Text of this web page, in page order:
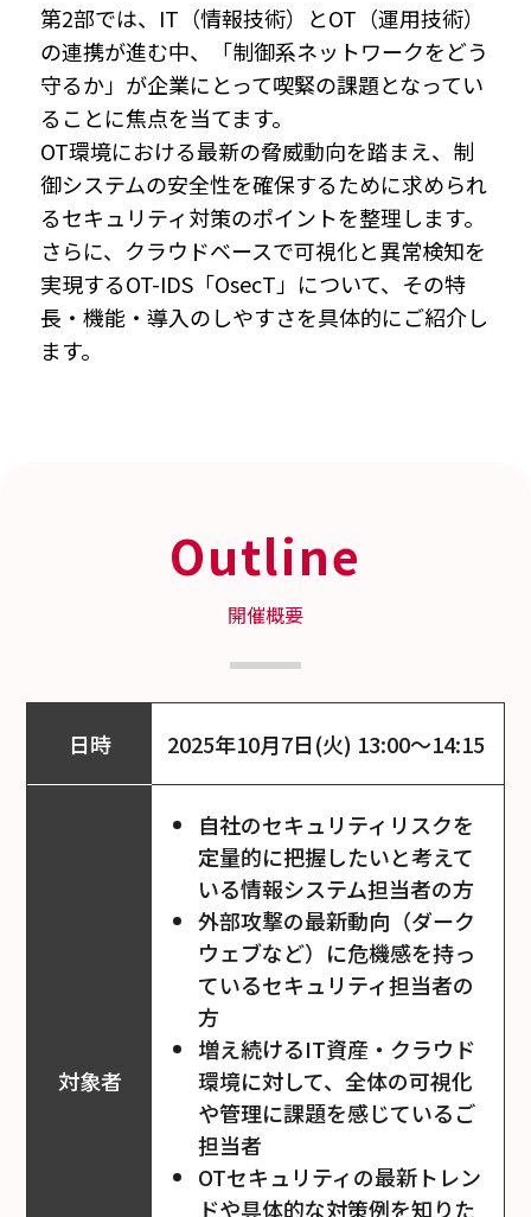
第2部では、IT（情報技術）とOT（運用技術）
の連携が進む中、「制御系ネットワークをどう
守るか」が企業にとって喫緊の課題となってい
ることに焦点を当てます。
OT環境における最新の脅威動向を踏まえ、制
御システムの安全性を確保するために求められ
るセキュリティ対策のポイントを整理します。
さらに、クラウドベースで可視化と異常検知を
実現するOT-IDS「OsecT」について、その特
長・機能・導入のしやすさを具体的にご紹介し
ます。
Outline
開催概要
日時 2025年10月7日(火) 13:00～14:15
対象者
自社のセキュリティリスクを
定量的に把握したいと考えて
いる情報システム担当者の方
外部攻撃の最新動向（ダーク
ウェブなど）に危機感を持っ
ているセキュリティ担当者の
方
増え続けるIT資産・クラウド
環境に対して、全体の可視化
や管理に課題を感じているご
担当者
OTセキュリティの最新トレン
ドや具体的な対策例を知りた